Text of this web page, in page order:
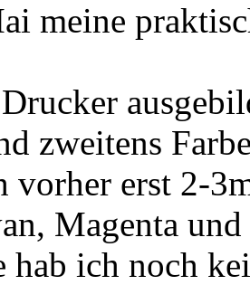
meine
zweitens
vorher erst 2-
Magenta
hab ich noch